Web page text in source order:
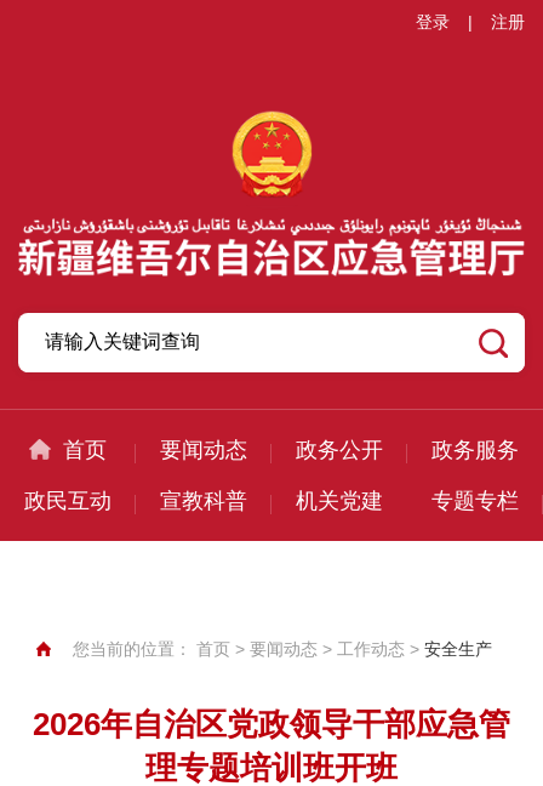
登录 | 注册
首页 要闻动态 政务公开 政务服务
政民互动 宣教科普 机关党建 专题专栏
您当前的位置： 首页 > 要闻动态 > 工作动态 > 安全生产
2026年自治区党政领导干部应急管
理专题培训班开班